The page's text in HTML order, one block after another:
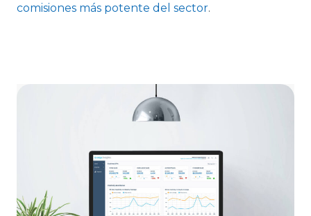
comisiones más potente del sector.